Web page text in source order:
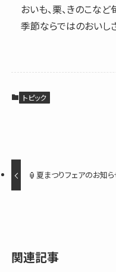
おいも、栗、きのこな
季節ならではのおいし
トピック
🏮夏まつりフェアのお知ら
関連記事